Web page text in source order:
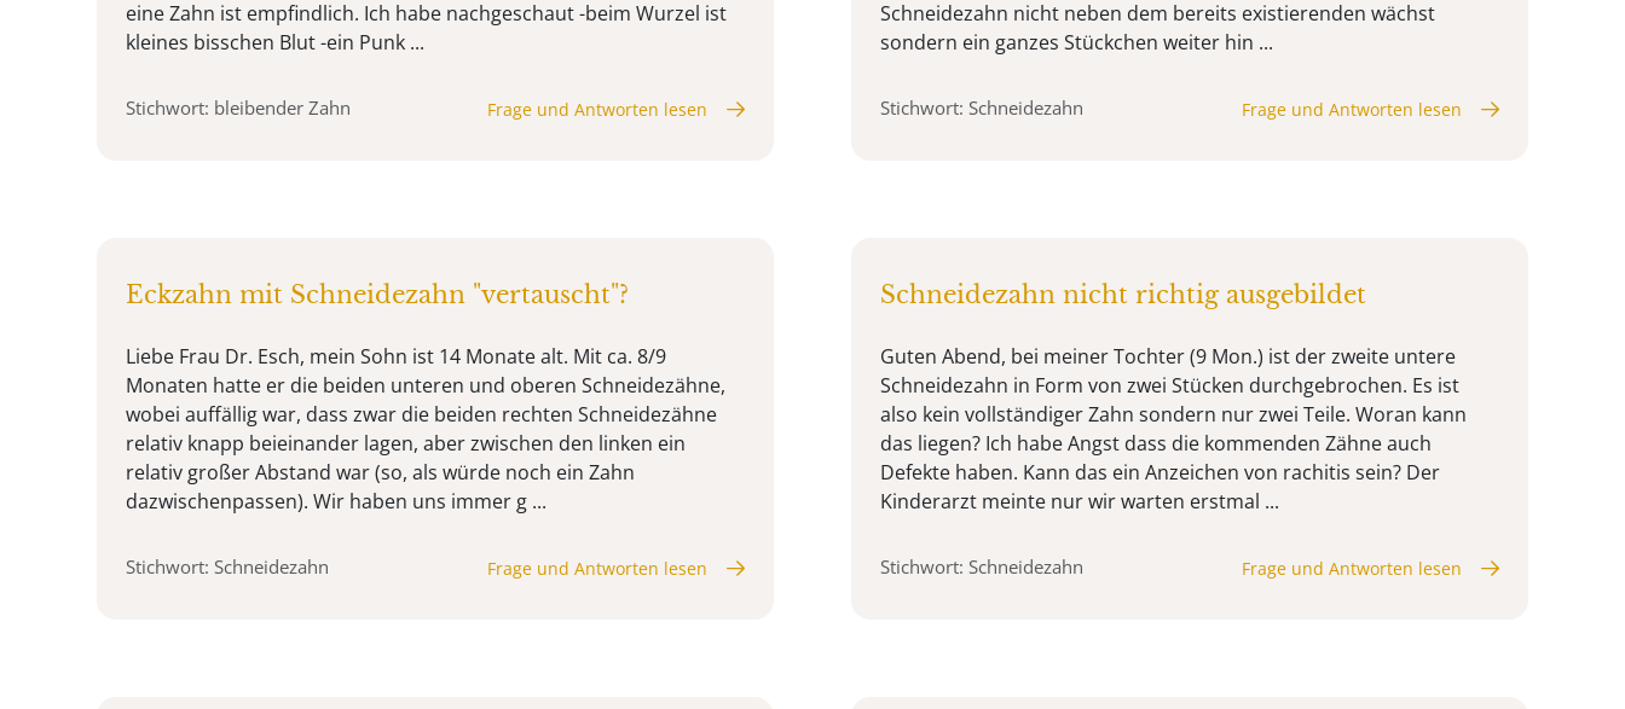
eine Zahn ist empfindlich. Ich habe nachgeschaut -beim Wurzel ist
kleines bisschen Blut -ein Punk ...
Stichwort: bleibender Zahn Frage und Antworten lesen
Schneidezahn nicht neben dem bereits existierenden wächst
sondern ein ganzes Stückchen weiter hin ...
Stichwort: Schneidezahn Frage und Antworten lesen
Eckzahn mit Schneidezahn "vertauscht"?
Liebe Frau Dr. Esch, mein Sohn ist 14 Monate alt. Mit ca. 8/9
Monaten hatte er die beiden unteren und oberen Schneidezähne,
wobei auffällig war, dass zwar die beiden rechten Schneidezähne
relativ knapp beieinander lagen, aber zwischen den linken ein
relativ großer Abstand war (so, als würde noch ein Zahn
dazwischenpassen). Wir haben uns immer g ...
Stichwort: Schneidezahn Frage und Antworten lesen
Schneidezahn nicht richtig ausgebildet
Guten Abend, bei meiner Tochter (9 Mon.) ist der zweite untere
Schneidezahn in Form von zwei Stücken durchgebrochen. Es ist
also kein vollständiger Zahn sondern nur zwei Teile. Woran kann
das liegen? Ich habe Angst dass die kommenden Zähne auch
Defekte haben. Kann das ein Anzeichen von rachitis sein? Der
Kinderarzt meinte nur wir warten erstmal ...
Stichwort: Schneidezahn Frage und Antworten lesen